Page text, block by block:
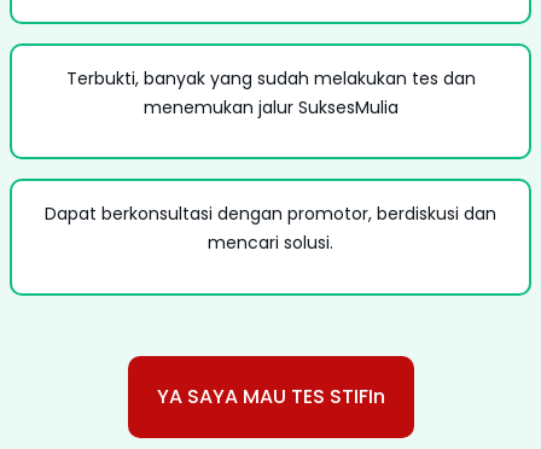
Terbukti, banyak yang sudah melakukan tes dan
menemukan jalur SuksesMulia
Dapat berkonsultasi dengan promotor, berdiskusi dan
mencari solusi.
YA SAYA MAU TES STIFIn